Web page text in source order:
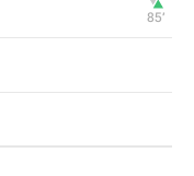
85‎’‎